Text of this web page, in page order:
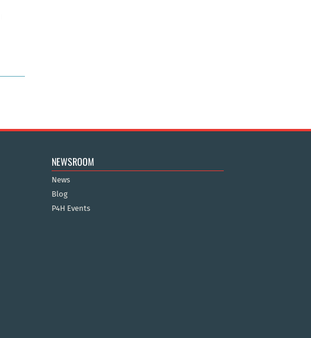
NEWSROOM
News
Blog
P4H Events